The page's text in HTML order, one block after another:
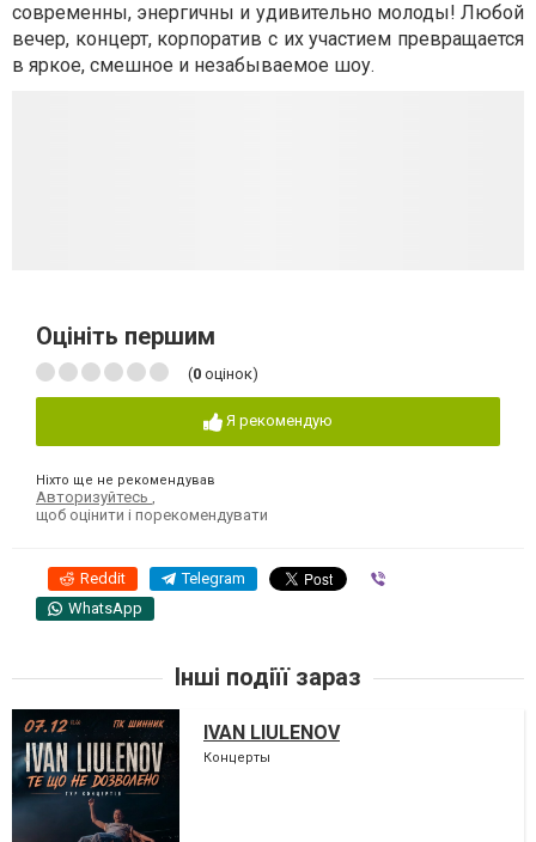
современны, энергичны и удивительно молоды! Любой
вечер, концерт, корпоратив с их участием превращается
в яркое, смешное и незабываемое шоу.
Оцініть першим
(0 оцінок)
Я рекомендую
Ніхто ще не рекомендував
Авторизуйтесь
щоб оцінити і порекомендувати
Reddit Telegram
WhatsApp
Інші подіїї зараз
IVAN LIULENOV
Концерты